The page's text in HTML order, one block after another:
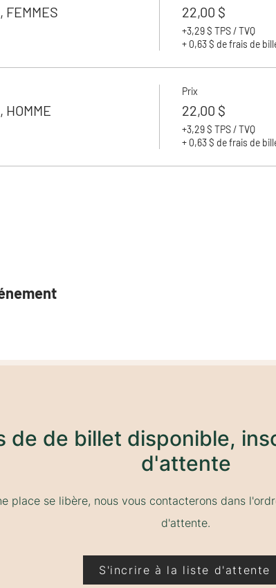
22,00 $
+3,29 $ TPS / TVQ
+ 0,63 $ de frais de
Prix
22,00 $
+3,29 $ TPS / TVQ
+ 0,63 $ de frais de
de de billet disponible,
d'attente
place se libère, nous vous contacterons dans
d'attente.
S'incrire à la liste d'attente